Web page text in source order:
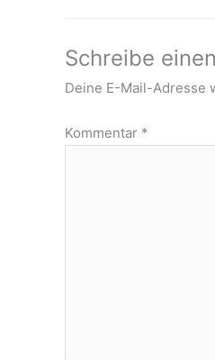
Schreibe
Deine E-Mail-Adresse
Kommentar *